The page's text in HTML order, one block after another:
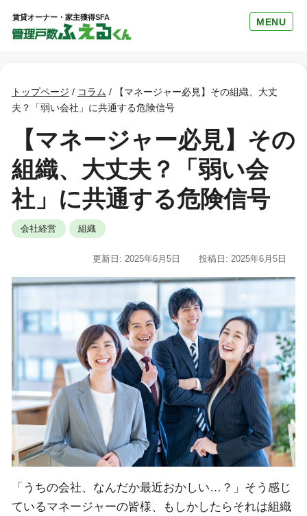
賃貸オーナー・家主獲得SFA MENU
トップページ / コラム /
【マネージャー必見】その組織、大丈
夫？「弱い会社」に共通する危険信号
【マネージャー必見】その
組織、大丈夫？「弱い会
社」に共通する危険信号
会社経営 組織
投稿日: 2025年6月5日
更新日: 2025年6月5日
「うちの会社、なんだか最近おかしい…？」そう感じ
ているマネージャーの皆様、もしかしたらそれは組織